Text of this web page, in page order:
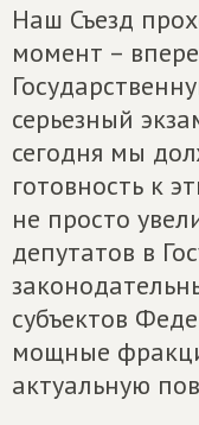
Наш Съезд
момент –
серьезный
сегодня мы
готовность к
не просто
депутатов в
субъектов
мощные
актуальную